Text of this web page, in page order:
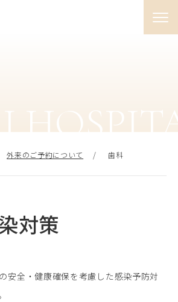
間
外来のご予約について 歯科
対策
安全・健康確保を考慮した感染予防対